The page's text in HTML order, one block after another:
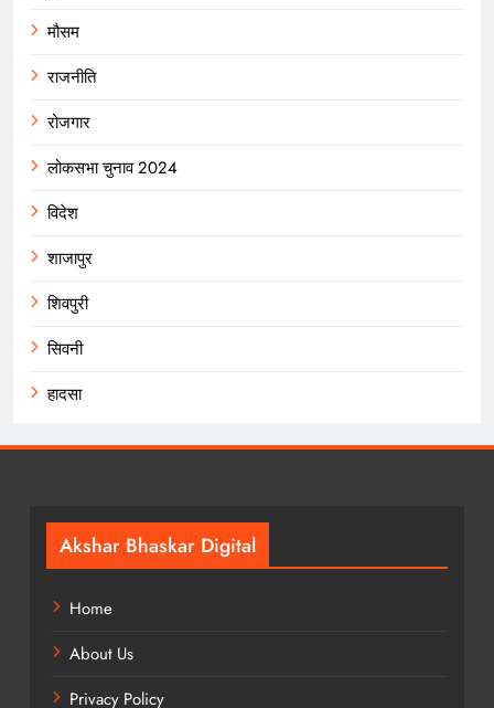
मौसम
राजनीति
रोजगार
लोकसभा चुनाव 2024
विदेश
शाजापुर
शिवपुरी
सिवनी
हादसा
Akshar Bhaskar Digital
Home
About Us
Privacy Policy